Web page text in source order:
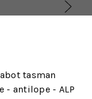
tasman
- antilope - ALP